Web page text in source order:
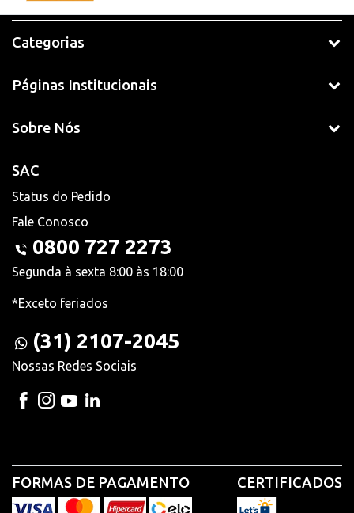
Categorias
Páginas Institucionais
Sobre Nós
SAC
Status do Pedido
Fale Conosco
0800 727 2273
Segunda à sexta 8:00 às 18:00
*Exceto feriados
(31) 2107-2045
Nossas Redes Sociais
FORMAS DE PAGAMENTO CERTIFICADOS